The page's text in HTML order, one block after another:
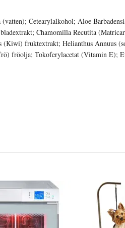
(vatten); Cetearylalkohol; Aloe
Chamomilla Recutita
(Kiwi) fruktextrakt; Helianthus Annuus
fröolja; Tokoferylacetat (Vitamin E);